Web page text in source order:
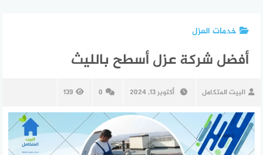
خدمات العزل
أفضل شركة عزل أسطح بالليث
البيت المتكامل أكتوبر 13, 2024 0
139